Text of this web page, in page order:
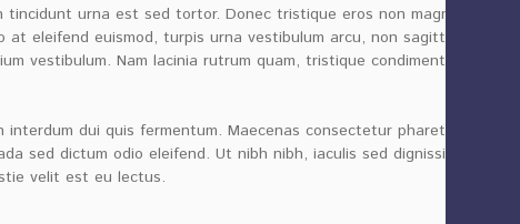
urna est sed tortor. Donec tristique eros non magna
eleifend euismod, turpis urna vestibulum arcu, non sagittis
vestibulum. Nam lacinia rutrum quam, tristique condimentum
dui quis fermentum. Maecenas consectetur pharetra
sed dictum odio eleifend. Ut nibh nibh, iaculis sed dignissim
velit est eu lectus.